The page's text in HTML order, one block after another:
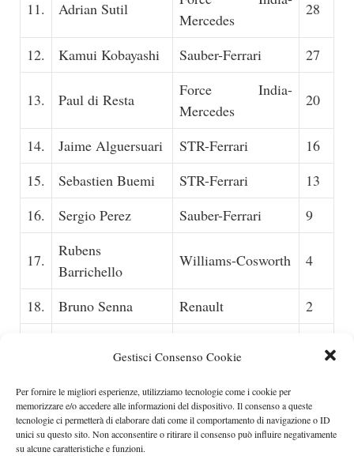
Gestisci Consenso Cookie
Per fornire le migliori esperienze, utilizziamo tecnologie come i cookie per
memorizzare e/o accedere alle informazioni del dispositivo. Il consenso a queste
tecnologie ci permetterà di elaborare dati come il comportamento di navigazione o ID
unici su questo sito. Non acconsentire o ritirare il consenso può influire negativamente
su alcune caratteristiche e funzioni.
11. Adrian Sutil
Mercedes
28
12. Kamui Kobayashi Sauber-Ferrari 27
13. Paul di Resta
Force India-
Mercedes
20
14. Jaime Alguersuari STR-Ferrari
16
15.
Sebastien Buemi STR-Ferrari
13
16.
Sergio Perez Sauber-Ferrari 9
17.
Rubens
Barrichello
Williams-Cosworth 4
18. Bruno Senna Renault
2
21.
Jarno Trulli Lotus-Renault
0
22.
Heikki Kovalainen Lotus-Renault